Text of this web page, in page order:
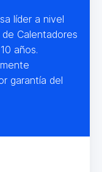
líder a nivel
Calentadores
años.
garantía del